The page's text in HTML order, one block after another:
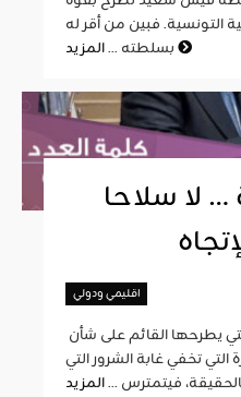
التونسية. فبين من أقر له
بسلطته ...
لا سلاحا
اقليمي ودولي
التي تخفي غابة الشرور التي
فيتمترس ...